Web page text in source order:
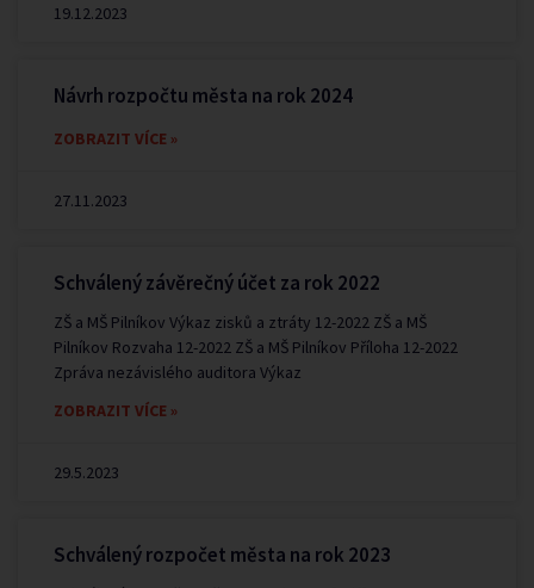
19.12.2023
Návrh rozpočtu města na rok 2024
ZOBRAZIT VÍCE »
27.11.2023
Schválený závěrečný účet za rok 2022
ZŠ a MŠ Pilníkov Výkaz zisků a ztráty 12-2022 ZŠ a MŠ
Pilníkov Rozvaha 12-2022 ZŠ a MŠ Pilníkov Příloha 12-2022
Zpráva nezávislého auditora Výkaz
ZOBRAZIT VÍCE »
29.5.2023
Schválený rozpočet města na rok 2023